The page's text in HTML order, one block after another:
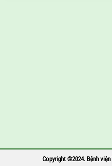
Copyright ©2024. Bệnh